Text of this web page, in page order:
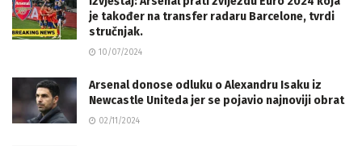
je također na transfer radaru Barcelone, tvrdi
stručnjak.
10/07/2024
Arsenal donose odluku o Alexandru Isaku iz
Newcastle Uniteda jer se pojavio najnoviji obrat
02/11/2024